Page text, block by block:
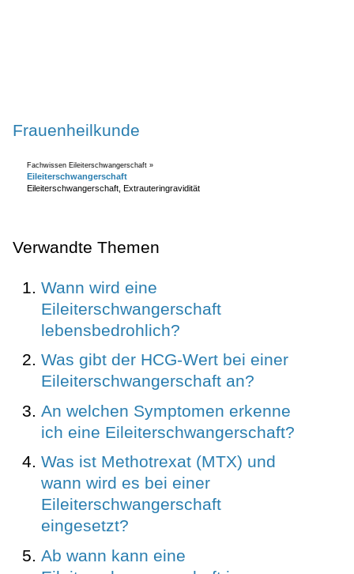
Frauenheilkunde
Fachwissen Eileiterschwangerschaft »
Eileiterschwangerschaft
Eileiterschwangerschaft, Extrauteringravidität
Verwandte Themen
Wann wird eine
Eileiterschwangerschaft
lebensbedrohlich?
Was gibt der HCG-Wert bei einer
Eileiterschwangerschaft an?
An welchen Symptomen erkenne
ich eine Eileiterschwangerschaft?
Was ist Methotrexat (MTX) und
wann wird es bei einer
Eileiterschwangerschaft
eingesetzt?
Ab wann kann eine